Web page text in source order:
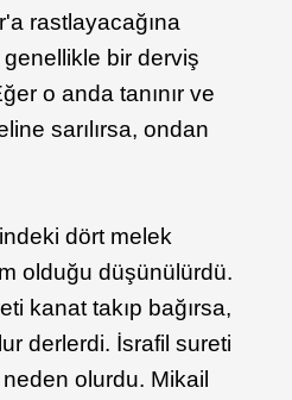
rastlayacağına
genellikle bir derviş
o anda tanınır ve
sarılırsa, ondan
dört melek
olduğu düşünülürdü.
kanat takıp bağırsa,
derlerdi. İsrafil sureti
neden olurdu. Mikail